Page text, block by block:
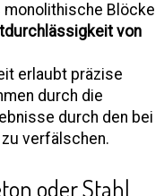
Blöcke
von
erlaubt präzise
durch die
durch den bei
verfälschen.
oder Stahl